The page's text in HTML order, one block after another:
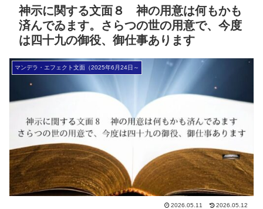
神示に関する文面８ 神の用意は何もかも
済んでゐます。さらつの世の用意で、今度
は四十九の御役、御仕事あります
マンデラ・エフェクト文面（2025年6月24日～
2026.05.11 2026.05.12